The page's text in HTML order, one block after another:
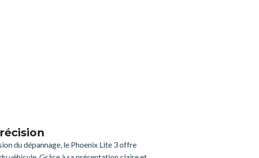
du dépannage, le Phoenix Lite 3 offre